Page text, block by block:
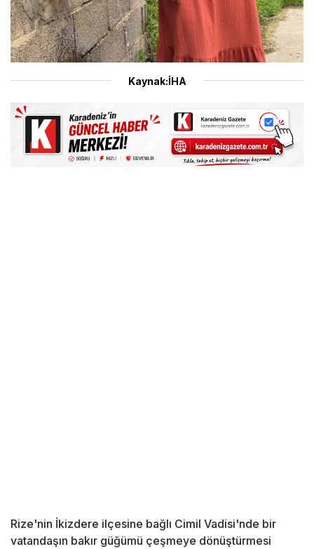
Kaynak:İHA
Rize'nin İkizdere ilçesine bağlı Cimil Vadisi'nde bir
vatandaşın bakır güğümü çeşmeye dönüştürmesi